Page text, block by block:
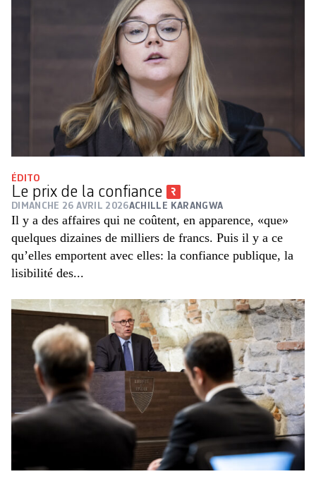
ÉDITO
Le prix de la confiance
DIMANCHE 26 AVRIL 2026ACHILLE KARANGWA
Il y a des affaires qui ne coûtent, en apparence, «que»
quelques dizaines de milliers de francs. Puis il y a ce
qu’elles emportent avec elles: la confiance publique, la
lisibilité des...